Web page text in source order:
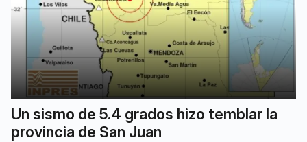
Un sismo de 5.4 grados hizo temblar la
provincia de San Juan